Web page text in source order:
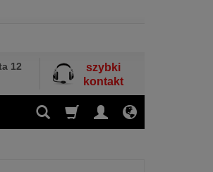
12
szybki
kontakt